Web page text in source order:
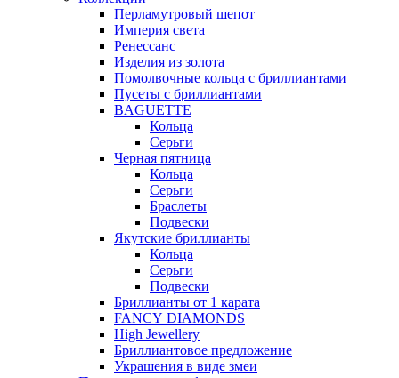
Перламутровый шепот
Империя света
Ренессанс
Изделия из золота
Помолвочные кольца с бриллиантами
Пусеты с бриллиантами
BAGUETTE
Кольца
Серьги
Черная пятница
Кольца
Серьги
Браслеты
Подвески
Якутские бриллианты
Кольца
Серьги
Подвески
Бриллианты от 1 карата
FANCY DIAMONDS
High Jewellery
Бриллиантовое предложение
Украшения в виде змеи